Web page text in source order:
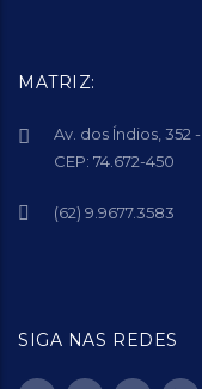
MATRIZ:
Av. dos Índios, 352
CEP: 74.672-450
(62) 9.9677.3583
SIGA NAS REDES